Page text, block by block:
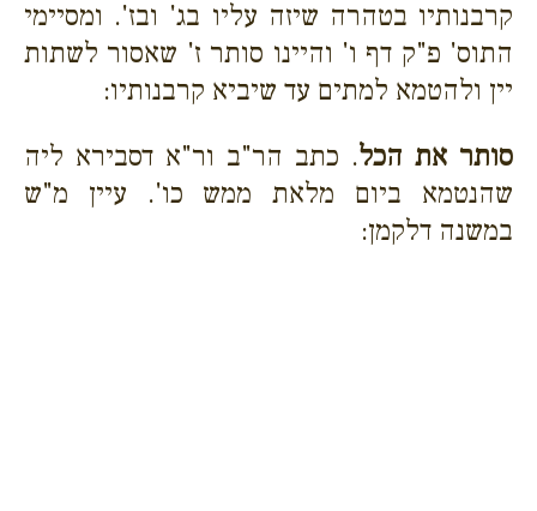
קרבנותיו בטהרה שיזה עליו בג' ובז'. ומסיימי
התוס' פ"ק דף ו' והיינו סותר ז' שאסור לשתות
יין ולהטמא למתים עד שיביא קרבנותיו:
סותר את הכל. כתב הר"ב ור"א דסבירא ליה
שהנטמא ביום מלאת ממש כו'. עיין מ"ש
במשנה דלקמן: